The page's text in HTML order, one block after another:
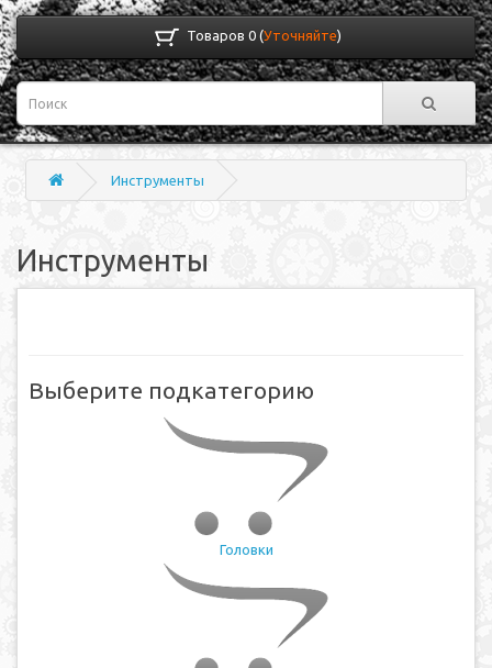
Товаров 0 (Уточняйте)
Инструменты
Инструменты
Выберите подкатегорию
Головки